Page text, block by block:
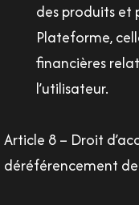
des produits et
Plateforme,
financières
l’utilisateur.
Article 8 – Droit
déréférencement